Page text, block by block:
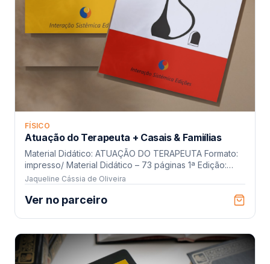
FÍSICO
Atuação do Terapeuta + Casais & Famiílias
Material Didático: ATUAÇÃO DO TERAPEUTA Formato:
impresso/ Material Didático – 73 páginas 1ª Edição:
2015– Interação Sistêmica Edições Elaboração:
Jaqueline Cássia Oliveira (CRP 04/7521) Revisão
Ortográfica: Maria Teresa Santos 2. Material
Jaqueline Cássia de Oliveira
Ver no parceiro